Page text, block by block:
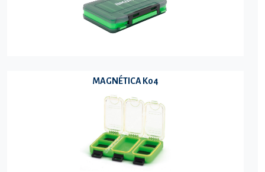
MAGNÉTICA K04